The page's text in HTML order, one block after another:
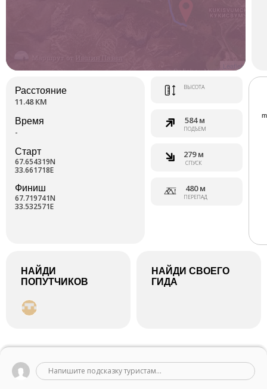
Leaflet
Расстояние
11.48 КМ
Время
-
Старт
67.654319N
33.661718E
Финиш
67.719741N
33.532571E
ВЫСОТА
584 м
ПОДЪЕМ
279 м
СПУСК
480 м
ПЕРЕПАД
m
НАЙДИ
ПОПУТЧИКОВ
НАЙДИ СВОЕГО
ГИДА
Напишите подсказку туристам...